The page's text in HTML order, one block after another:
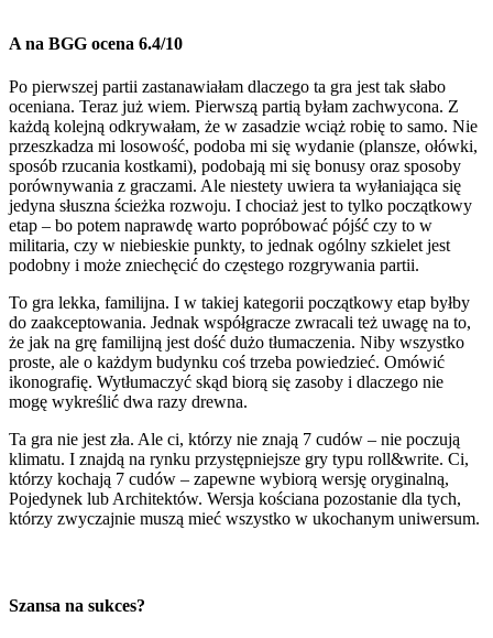
A na BGG ocena 6.4/10
Po pierwszej partii zastanawiałam dlaczego ta gra jest tak słabo
oceniana. Teraz już wiem. Pierwszą partią byłam zachwycona. Z
każdą kolejną odkrywałam, że w zasadzie wciąż robię to samo. Nie
przeszkadza mi losowość, podoba mi się wydanie (plansze, ołówki,
sposób rzucania kostkami), podobają mi się bonusy oraz sposoby
porównywania z graczami. Ale niestety uwiera ta wyłaniająca się
jedyna słuszna ścieżka rozwoju. I chociaż jest to tylko początkowy
etap – bo potem naprawdę warto popróbować pójść czy to w
militaria, czy w niebieskie punkty, to jednak ogólny szkielet jest
podobny i może zniechęcić do częstego rozgrywania partii.
To gra lekka, familijna. I w takiej kategorii początkowy etap byłby
do zaakceptowania. Jednak współgracze zwracali też uwagę na to,
że jak na grę familijną jest dość dużo tłumaczenia. Niby wszystko
proste, ale o każdym budynku coś trzeba powiedzieć. Omówić
ikonografię. Wytłumaczyć skąd biorą się zasoby i dlaczego nie
mogę wykreślić dwa razy drewna.
Ta gra nie jest zła. Ale ci, którzy nie znają 7 cudów – nie poczują
klimatu. I znajdą na rynku przystępniejsze gry typu roll&write. Ci,
którzy kochają 7 cudów – zapewne wybiorą wersję oryginalną,
Pojedynek lub Architektów. Wersja kościana pozostanie dla tych,
którzy zwyczajnie muszą mieć wszystko w ukochanym uniwersum.
Szansa na sukces?